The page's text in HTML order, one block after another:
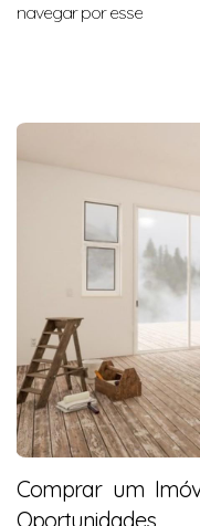
navegar por esse
Comprar um
Oportunidades